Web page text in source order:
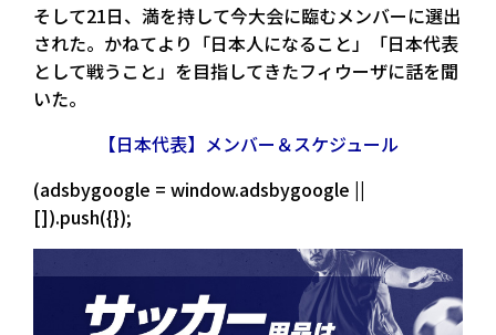
そして21日、満を持して今大会に臨むメンバーに選出
された。かねてより「日本人になること」「日本代表
として戦うこと」を目指してきたフィウーザに話を聞
いた。
【日本代表】メンバー＆スケジュール
(adsbygoogle = window.adsbygoogle ||
[]).push({});